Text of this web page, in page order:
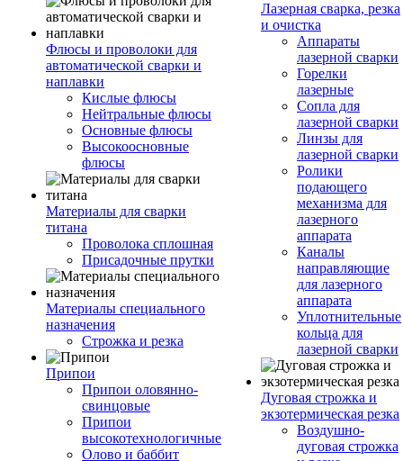
Флюсы и проволоки для
автоматической сварки и
наплавки
Кислые флюсы
Нейтральные флюсы
Основные флюсы
Высокоосновные
флюсы
Материалы для сварки
титана
Проволока сплошная
Присадочные прутки
Материалы специального
назначения
Строжка и резка
Припои
Припои оловянно-
свинцовые
Припои
высокотехнологичные
Олово и баббит
Лазерная сварка, резка
и очистка
Аппараты
лазерной сварки
Горелки
лазерные
Сопла для
лазерной сварки
Линзы для
лазерной сварки
Ролики
подающего
механизма для
лазерного
аппарата
Каналы
направляющие
для лазерного
аппарата
Уплотнительные
кольца для
лазерной сварки
Дуговая строжка и
экзотермическая резка
Воздушно-
дуговая строжка